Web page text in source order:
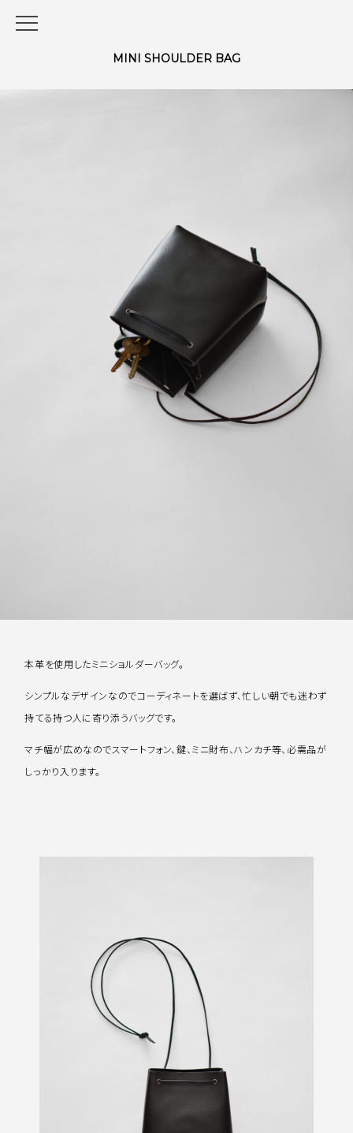
MINI SHOULDER BAG
本革を使用したミニショルダーバッグ。
シンプルなデザインなのでコーディネートを選ばず、忙しい朝でも迷わず
持てる持つ人に寄り添うバッグです。
マチ幅が広めなのでスマートフォン、鍵、ミニ財布、ハンカチ等、必需品が
しっかり入ります。